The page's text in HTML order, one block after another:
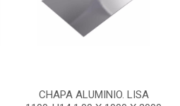
CHAPA ALUMINIO. LISA